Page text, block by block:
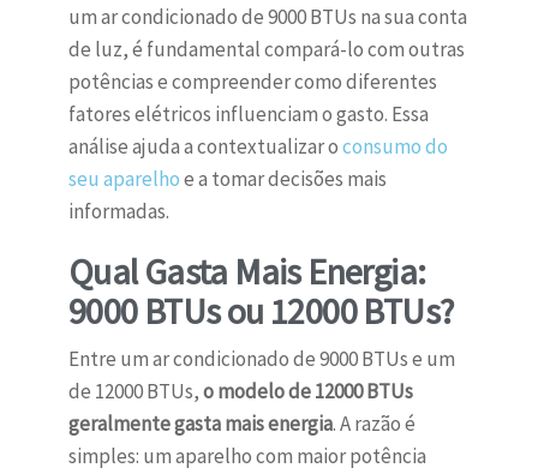
um ar condicionado de 9000 BTUs na sua conta
de luz, é fundamental compará-lo com outras
potências e compreender como diferentes
fatores elétricos influenciam o gasto. Essa
análise ajuda a contextualizar oconsumo do
seu aparelhoe a tomar decisões mais
informadas.
Qual Gasta Mais Energia:
9000 BTUs ou 12000 BTUs?
Entre um ar condicionado de 9000 BTUs e um
de 12000 BTUs,o modelo de 12000 BTUs
geralmente gasta mais energia. A razão é
simples: um aparelho com maior potência